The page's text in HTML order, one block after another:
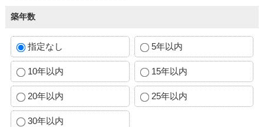
築年数
指定なし 5年以内
10年以内 15年以内
20年以内 25年以内
30年以内